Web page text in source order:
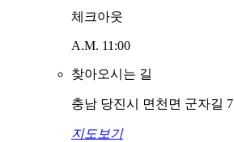
체크아웃
A.M. 11:00
찾아오시는 길
충남 당진시 면천면 군자길 7
지도보기